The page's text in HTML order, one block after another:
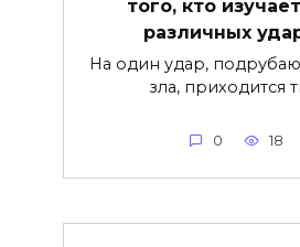
того, кто
различных
На один удар,
зла, приходится
0 18